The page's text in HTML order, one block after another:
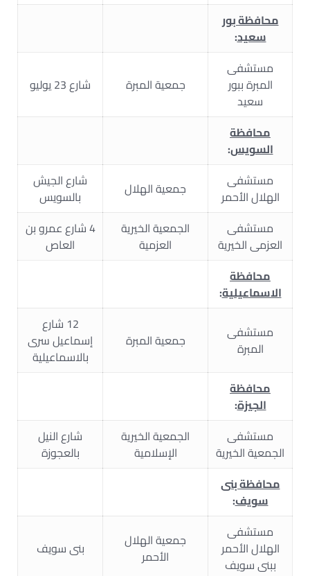
محافظة بور
سعيد:
مستشفى
المبرة ببور
سعيد
جمعية المبرة شارع 23 يوليو
محافظة
السويس:
مستشفى
الهلال الأحمر
جمعية الهلال
شارع الجيش
بالسويس
مستشفى
العزمى الخيرية
الجمعية الخيرية
العزمية
4 شارع عمرو بن
العاص
محافظة
الاسماعيلية:
مستشفى
المبرة
جمعية المبرة
12 شارع
إسماعيل سرى
بالاسماعيلية
محافظة
الجيزة:
مستشفى
الجمعية الخيرية
الجمعية الخيرية
الإسلامية
شارع النيل
بالعجوزة
محافظة بنى
سويف:
مستشفى
الهلال الأحمر
ببنى سويف
جمعية الهلال
الأحمر
بنى سويف